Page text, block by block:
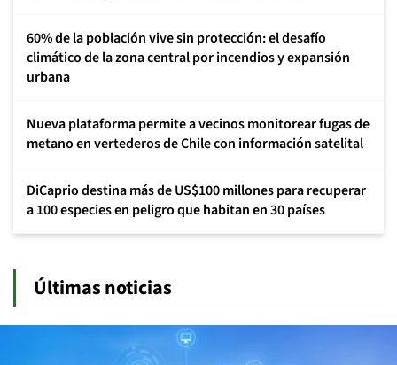
60% de la población vive sin protección: el desafío
climático de la zona central por incendios y expansión
urbana
Nueva plataforma permite a vecinos monitorear fugas de
metano en vertederos de Chile con información satelital
DiCaprio destina más de US$100 millones para recuperar
a 100 especies en peligro que habitan en 30 países
Últimas noticias